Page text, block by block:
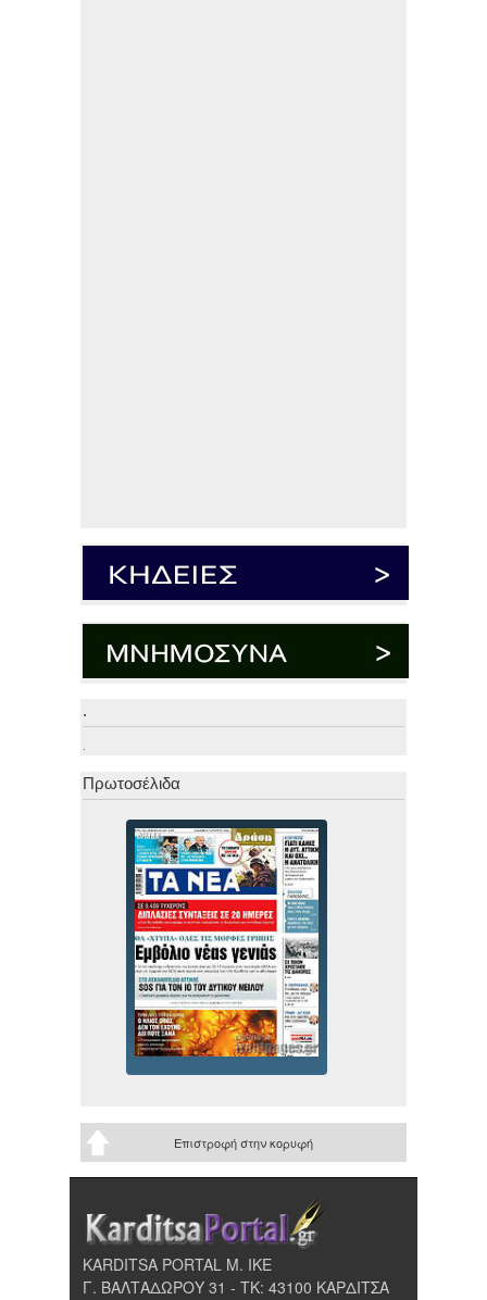
.
.
Πρωτοσέλιδα
Επιστροφή στην κορυφή
KARDITSA PORTAL Μ. ΙΚΕ
Γ. ΒΑΛΤΑΔΩΡΟΥ 31 - ΤΚ: 43100 ΚΑΡΔΙΤΣΑ